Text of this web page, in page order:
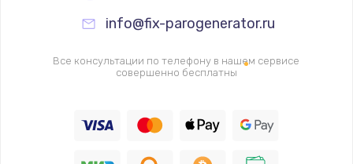
Замена термопредохранителя
700 руб.
Заказать
2500 руб.
info@fix-parogenerator.ru
Все консультации по телефону в нашем сервисе
совершенно бесплатны